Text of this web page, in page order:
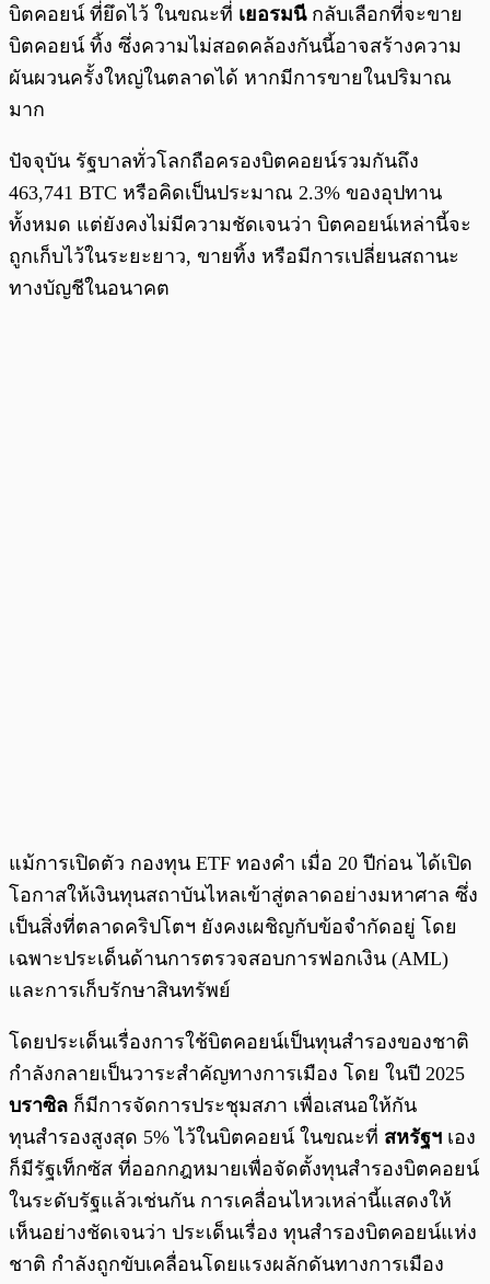
บิตคอยน์ ที่ยึดไว้ ในขณะที่ เยอรมนีกลับเลือกที่จะขาย
บิตคอยน์ ทิ้ง ซึ่งความไม่สอดคล้องกันนี้อาจสร้างความ
ผันผวนครั้งใหญ่ในตลาดได้ หากมีการขายในปริมาณ
มาก
ปัจจุบัน รัฐบาลทั่วโลกถือครองบิตคอยน์รวมกันถึง
463,741 BTC หรือคิดเป็นประมาณ 2.3% ของอุปทาน
ทั้งหมด แต่ยังคงไม่มีความชัดเจนว่า บิตคอยน์เหล่านี้จะ
ถูกเก็บไว้ในระยะยาว, ขายทิ้ง หรือมีการเปลี่ยนสถานะ
ทางบัญชีในอนาคต
แม้การเปิดตัว กองทุน ETF ทองคำ เมื่อ 20 ปีก่อน ได้เปิด
โอกาสให้เงินทุนสถาบันไหลเข้าสู่ตลาดอย่างมหาศาล ซึ่ง
เป็นสิ่งที่ตลาดคริปโตฯ ยังคงเผชิญกับข้อจำกัดอยู่ โดย
เฉพาะประเด็นด้านการตรวจสอบการฟอกเงิน (AML)
และการเก็บรักษาสินทรัพย์
โดยประเด็นเรื่องการใช้บิตคอยน์เป็นทุนสำรองของชาติ
กำลังกลายเป็นวาระสำคัญทางการเมือง โดย ในปี 2025
บราซิล ก็มีการจัดการประชุมสภา เพื่อเสนอให้กัน
ทุนสำรองสูงสุด 5% ไว้ในบิตคอยน์ ในขณะที่ สหรัฐฯ เอง
ก็มีรัฐเท็กซัส ที่ออกกฎหมายเพื่อจัดตั้งทุนสำรองบิตคอยน์
ในระดับรัฐแล้วเช่นกัน การเคลื่อนไหวเหล่านี้แสดงให้
เห็นอย่างชัดเจนว่า ประเด็นเรื่อง ทุนสำรองบิตคอยน์แห่ง
ชาติ กำลังถูกขับเคลื่อนโดยแรงผลักดันทางการเมือง